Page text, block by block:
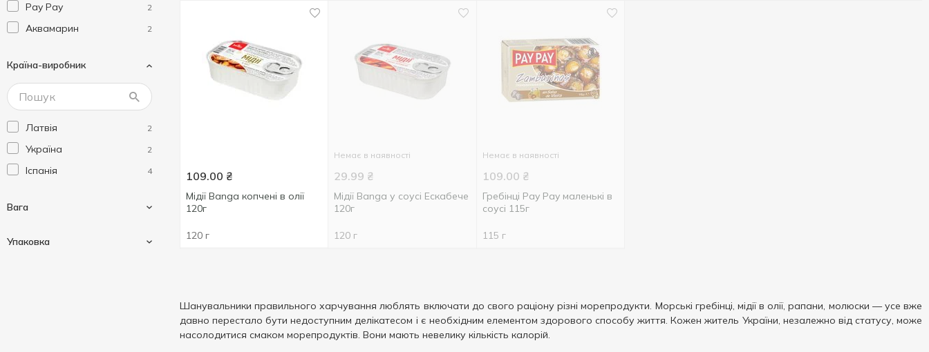
Pay Pay 2
Аквамарин 2
Країна-виробник
Латвія 2
Україна 2
Іспанія 4
Вага
Упаковка
109.00 ₴
Мідії Banga копчені в олії
120г
120 г
Немає в наявності
29.99 ₴
Мідії Banga у соусі Ескабече
120г
120 г
Немає в наявності
109.00 ₴
Гребінці Pay Pay маленькі в
соусі 115г
115 г
Шанувальники правильного харчування люблять включати до свого раціону різні морепродукти. Морські гребінці, мідії в олії, рапани, молюски — усе вже
давно перестало бути недоступним делікатесом і є необхідним елементом здорового способу життя. Кожен житель України, незалежно від статусу, може
насолодитися смаком морепродуктів. Вони мають невелику кількість калорій.